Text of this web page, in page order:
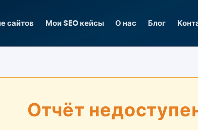
сайтов Мои SEO кейсы О нас Блог
Отчёт